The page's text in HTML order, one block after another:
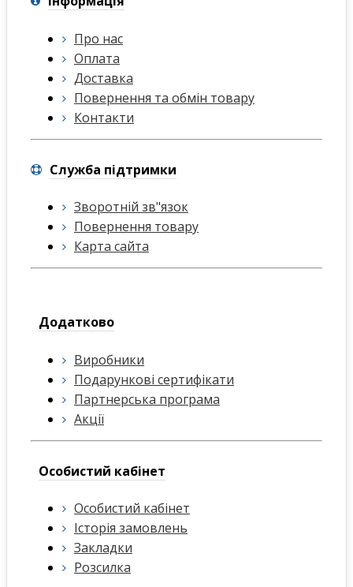
Про нас
Оплата
Доставка
Повернення та обмін товару
Контакти
Служба підтримки
Зворотній зв"язок
Повернення товару
Карта сайта
Додатково
Виробники
Подарункові сертифікати
Партнерська програма
Акції
Особистий кабінет
Особистий кабінет
Історія замовлень
Закладки
Розсилка